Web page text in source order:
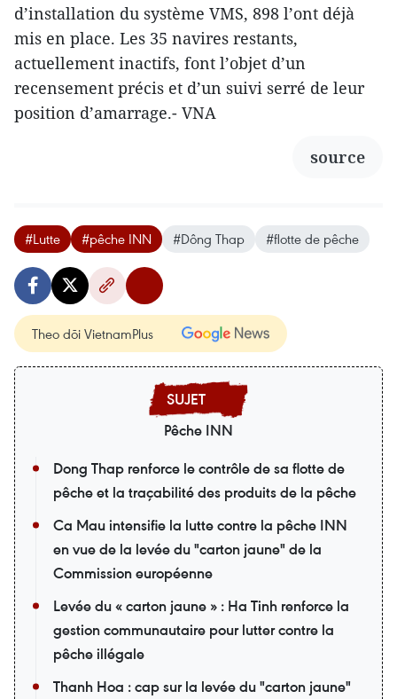
d’installation du système VMS, 898 l’ont déjà
mis en place. Les 35 navires restants,
actuellement inactifs, font l’objet d’un
recensement précis et d’un suivi serré de leur
position d’amarrage.- VNA
source
#Lutte #pêche INN #Dông Thap #flotte de pêche
Theo dõi VietnamPlus
Pêche INN
Dong Thap renforce le contrôle de sa flotte de
pêche et la traçabilité des produits de la pêche
Ca Mau intensifie la lutte contre la pêche INN
en vue de la levée du "carton jaune" de la
Commission européenne
Levée du « carton jaune » : Ha Tinh renforce la
gestion communautaire pour lutter contre la
pêche illégale
Thanh Hoa : cap sur la levée du "carton jaune"